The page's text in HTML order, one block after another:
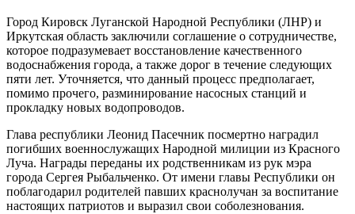
Город Кировск Луганской Народной Республики (ЛНР) и
Иркутская область заключили соглашение о сотрудничестве,
которое подразумевает восстановление качественного
водоснабжения города, а также дорог в течение следующих
пяти лет. Уточняется, что данный процесс предполагает,
помимо прочего, разминирование насосных станций и
прокладку новых водопроводов.
Глава республики Леонид Пасечник посмертно наградил
погибших военнослужащих Народной милиции из Красного
Луча. Награды переданы их родственникам из рук мэра
города Сергея Рыбальченко. От имени главы Республики он
поблагодарил родителей павших краснолучан за воспитание
настоящих патриотов и выразил свои соболезнования.